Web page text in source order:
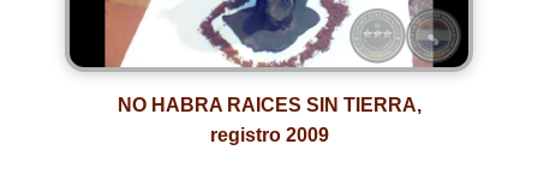
NO HABRA RAICES SIN TIERRA,
registro 2009